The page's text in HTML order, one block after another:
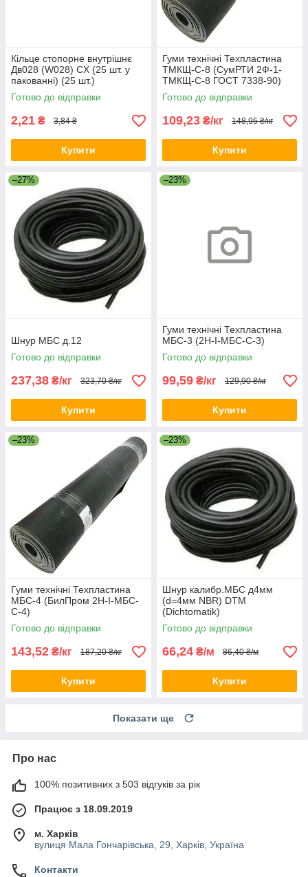
Кільце стопорне внутрішнє
Дв028 (W028) CX (25 шт. у
пакованні) (25 шт.)
Готово до відправки
2,21 ₴ 3,84 ₴
Купити
Гуми технічні Техпластина
ТМКЩ-С-8 (СумРТИ 2Ф-1-
ТМКЩ-С-8 ГОСТ 7338-90)
Готово до відправки
109,23 ₴/кг 148,95 ₴/кг
Купити
–27%
Шнур МБС д.12
Готово до відправки
237,38 ₴/кг 323,70 ₴/кг
Купити
–23%
Гуми технічні Техпластина
МБС-3 (2Н-I-МБС-С-3)
Готово до відправки
99,59 ₴/кг 129,90 ₴/кг
Купити
–23%
Гуми технічні Техпластина
МБС-4 (БилПром 2Н-I-МБС-
С-4)
Готово до відправки
143,52 ₴/кг 187,20 ₴/кг
Купити
–23%
Шнур калибр.МБС д4мм
(d=4мм NBR) DTM
(Dichtomatik)
Готово до відправки
66,24 ₴/м 86,40 ₴/м
Купити
Показати ще
Про нас
100% позитивних з 503 відгуків за рік
Працює з 18.09.2019
м. Харків
вулиця Мала Гончарівська, 29, Харків, Україна
Контакти